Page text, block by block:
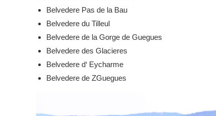
Belvedere Pas de la Bau
Belvedere du Tilleul
Belvedere de la Gorge de Guegues
Belvedere des Glacieres
Belvedere d‘ Eycharme
Belvedere de ZGuegues